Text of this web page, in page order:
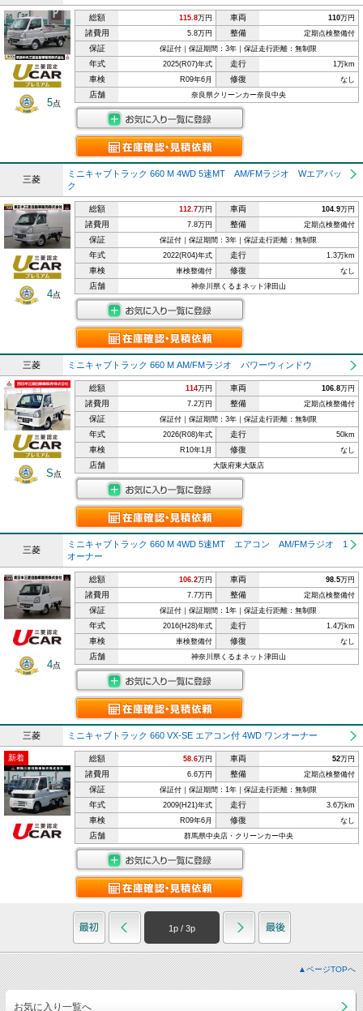
5点
総額 115.8万円 車両 110万円
諸費用 5.8万円 整備 定期点検整備付
保証 保証付｜保証期間：3年｜保証走行距離：無制限
年式 2025(R07)年式 走行 1万km
車検 R09年6月 修復 なし
店舗 奈良県クリーンカー奈良中央
三菱
ミニキャブトラック 660 M 4WD 5速MT AM/FMラジオ Wエアバッ
ク
4点
総額 112.7万円 車両 104.9万円
諸費用 7.8万円 整備 定期点検整備付
保証 保証付｜保証期間：3年｜保証走行距離：無制限
年式 2022(R04)年式 走行 1.3万km
車検 車検整備付 修復 なし
店舗 神奈川県くるまネット津田山
三菱 ミニキャブトラック 660 M AM/FMラジオ パワーウィンドウ
S点
総額 114万円 車両 106.8万円
諸費用 7.2万円 整備 定期点検整備付
保証 保証付｜保証期間：3年｜保証走行距離：無制限
年式 2026(R08)年式 走行 50km
車検 R10年1月 修復 なし
店舗 大阪府東大阪店
三菱
ミニキャブトラック 660 M 4WD 5速MT エアコン AM/FMラジオ 1
オーナー
4点
総額 106.2万円 車両 98.5万円
諸費用 7.7万円 整備 定期点検整備付
保証 保証付｜保証期間：1年｜保証走行距離：無制限
年式 2016(H28)年式 走行 1.4万km
車検 車検整備付 修復 なし
店舗 神奈川県くるまネット津田山
三菱 ミニキャブトラック 660 VX-SE エアコン付 4WD ワンオーナー
新着 総額 58.6万円 車両 52万円
諸費用 6.6万円 整備 定期点検整備付
保証 保証付｜保証期間：1年｜保証走行距離：無制限
年式 2009(H21)年式 走行 3.6万km
車検 R09年6月 修復 なし
店舗 群馬県中央店・クリーンカー中央
1p / 3p
▲ページTOPへ
お気に入り一覧へ